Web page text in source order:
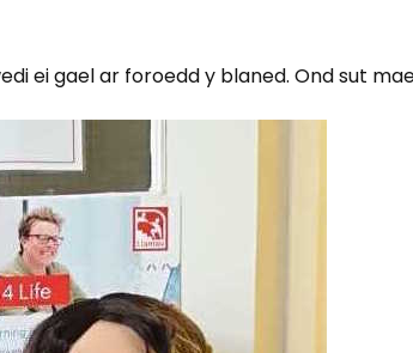
ei gael ar foroedd y blaned. Ond sut